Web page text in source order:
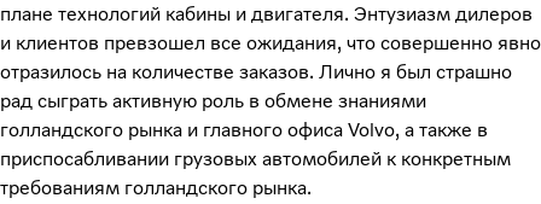
плане технологий кабины и двигателя. Энтузиазм дилеров
и клиентов превзошел все ожидания, что совершенно явно
отразилось на количестве заказов. Лично я был страшно
рад сыграть активную роль в обмене знаниями
голландского рынка и главного офиса Volvo, а также в
приспосабливании грузовых автомобилей к конкретным
требованиям голландского рынка.